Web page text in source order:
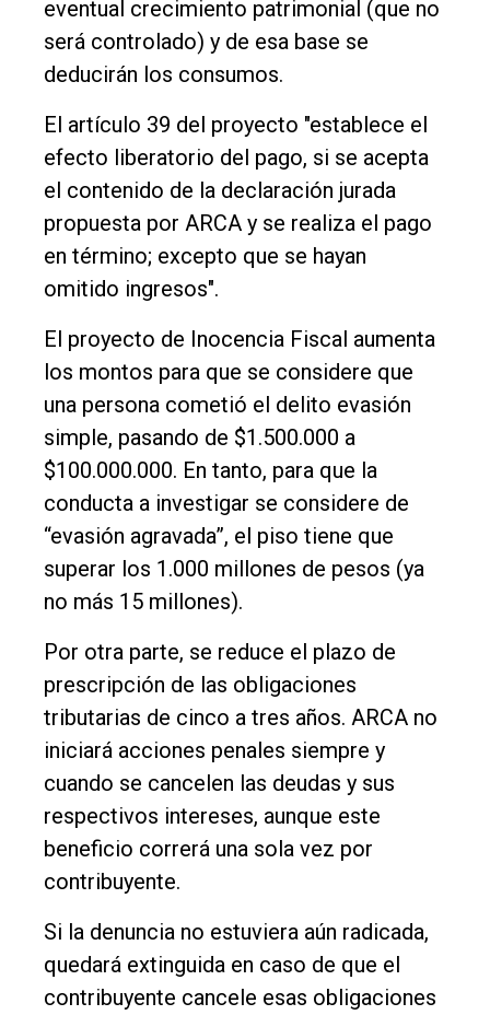
eventual crecimiento patrimonial (que no
será controlado) y de esa base se
deducirán los consumos.
El artículo 39 del proyecto "establece el
efecto liberatorio del pago, si se acepta
el contenido de la declaración jurada
propuesta por ARCA y se realiza el pago
en término; excepto que se hayan
omitido ingresos".
El proyecto de Inocencia Fiscal aumenta
los montos para que se considere que
una persona cometió el delito evasión
simple, pasando de $1.500.000 a
$100.000.000. En tanto, para que la
conducta a investigar se considere de
“evasión agravada”, el piso tiene que
superar los 1.000 millones de pesos (ya
no más 15 millones).
Por otra parte, se reduce el plazo de
prescripción de las obligaciones
tributarias de cinco a tres años. ARCA no
iniciará acciones penales siempre y
cuando se cancelen las deudas y sus
respectivos intereses, aunque este
beneficio correrá una sola vez por
contribuyente.
Si la denuncia no estuviera aún radicada,
quedará extinguida en caso de que el
contribuyente cancele esas obligaciones